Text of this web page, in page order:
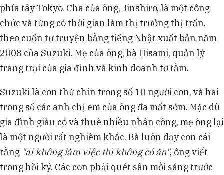
phía tây Tokyo. Cha của ông, Jinshiro, là một công
chức và từng có thời gian làm thị trưởng thị trấn,
theo cuốn tự truyện bằng tiếng Nhật xuất bản năm
2008 của Suzuki. Mẹ của ông, bà Hisami, quản lý
trang trại của gia đình và kinh doanh tơ tằm.
Suzuki là con thứ chín trong số 10 người con, và hai
trong số các anh chị em của ông đã mất sớm. Mặc dù
gia đình giàu có và thuê nhiều nhân công, mẹ ông lại
là một người rất nghiêm khắc. Bà luôn dạy con cái
rằng "ai không làm việc thì không có ăn", ông viết
trong hồi ký. Các con phải quét sân mỗi sáng trước